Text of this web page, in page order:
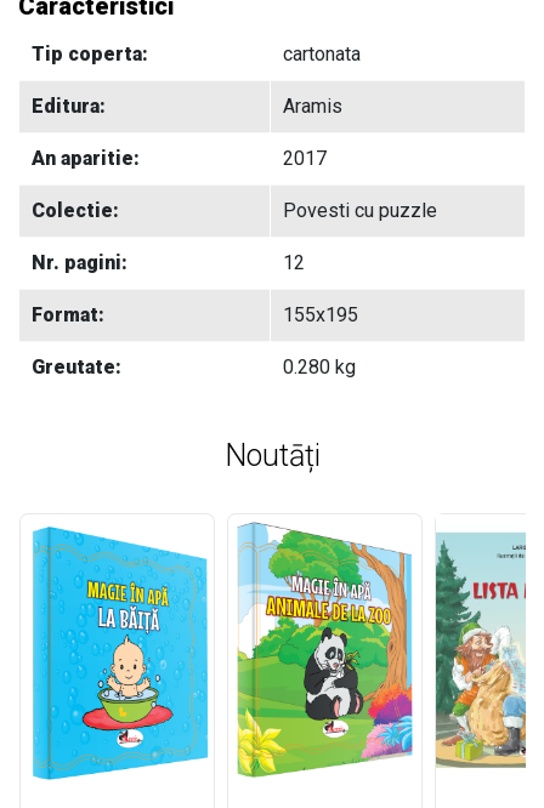
Tip coperta: cartonata
Editura: Aramis
An aparitie: 2017
Colectie: Povesti cu puzzle
Nr. pagini: 12
Format: 155x195
Greutate: 0.280 kg
Noutāți